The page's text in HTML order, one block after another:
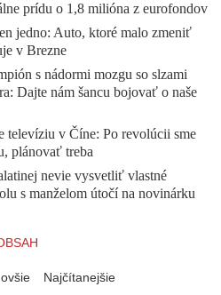
prídu o 1,8 milióna z eurofondov
jedno: Auto, ktoré malo zmeniť
v Brezne
s nádormi mozgu so slzami
Dajte nám šancu bojovať o naše
televíziu v Číne: Po revolúcii sme
plánovať treba
nevie vysvetliť vlastné
s manželom útočí na novinárku
Najčítanejšie